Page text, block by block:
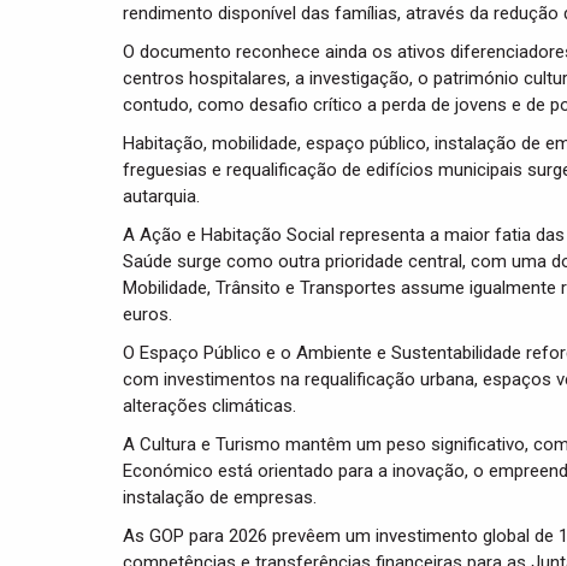
rendimento disponível das famílias, através da
O documento reconhece ainda os ativos
centros hospitalares, a investigação, o património
contudo, como desafio crítico a perda de jovens e de
Habitação, mobilidade, espaço público, instalação de
freguesias e requalificação de edifícios municipais
autarquia.
A Ação e Habitação Social representa a maior fatia
Saúde surge como outra prioridade central, com uma
Mobilidade, Trânsito e Transportes assume
euros.
O Espaço Público e o Ambiente e Sustentabilidade
com investimentos na requalificação urbana, espaços
alterações climáticas.
A Cultura e Turismo mantêm um peso significativo,
Económico está orientado para a inovação, o
instalação de empresas.
As GOP para 2026 prevêem um investimento global